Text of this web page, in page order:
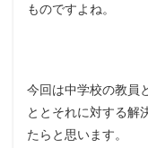
ものですよね。
今回は中学校の教員
ととそれに対する解
たらと思います。